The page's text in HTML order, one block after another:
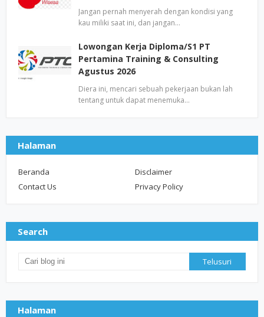
Jangan pernah menyerah dengan kondisi yang
kau miliki saat ini, dan jangan…
Lowongan Kerja Diploma/S1 PT
Pertamina Training & Consulting
Agustus 2026
Diera ini, mencari sebuah pekerjaan bukan lah
tentang untuk dapat menemuka…
Halaman
Beranda
Disclaimer
Contact Us
Privacy Policy
Search
Halaman